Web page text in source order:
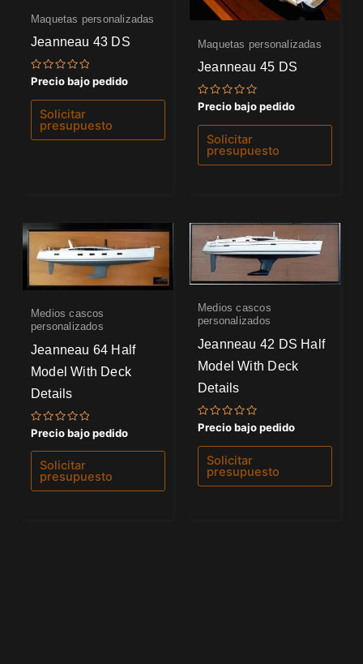
Maquetas personalizadas
Jeanneau 43 DS
Valorado
con
0
de
Precio bajo pedido
Solicitar
presupuesto
Maquetas personalizadas
Jeanneau 45 DS
Valorado
con
0
de
Precio bajo pedido
Solicitar
presupuesto
Medios cascos
personalizados
Jeanneau 64 Half
Model With Deck
Details
Valorado
con
0
de
Precio bajo pedido
Solicitar
presupuesto
Medios cascos
personalizados
Jeanneau 42 DS Half
Model With Deck
Details
Valorado
con
0
de
Precio bajo pedido
Solicitar
presupuesto